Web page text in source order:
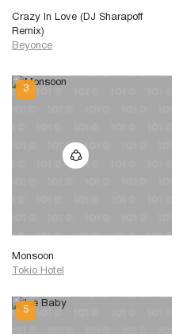
Crazy In Love (DJ Sharapoff
Remix)
Beyonce
Monsoon
Tokio Hotel